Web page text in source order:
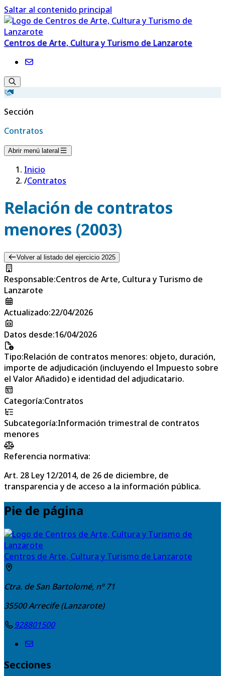
Saltar al contenido principal
Centros de Arte, Cultura y Turismo de Lanzarote
Sección
Contratos
Abrir menú lateral
Inicio
/Contratos
Relación de contratos
menores (2003)
Volver al listado del ejercicio 2025
Responsable:Centros de Arte, Cultura y Turismo de
Lanzarote
Actualizado:22/04/2026
Datos desde:16/04/2026
Tipo:Relación de contratos menores: objeto, duración,
importe de adjudicación (incluyendo el Impuesto sobre
el Valor Añadido) e identidad del adjudicatario.
Categoría:Contratos
Subcategoría:Información trimestral de contratos
menores
Referencia normativa:
Art. 28 Ley 12/2014, de 26 de diciembre, de
transparencia y de acceso a la información pública.
Pie de página
Centros de Arte, Cultura y Turismo de Lanzarote
Ctra. de San Bartolomé, nº 71
35500Arrecife (Lanzarote)
928801500
Secciones